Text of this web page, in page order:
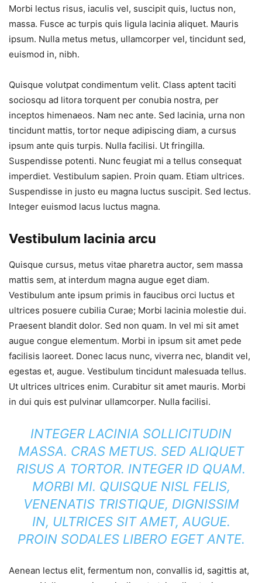
Morbi lectus risus, iaculis vel, suscipit quis, luctus non,
massa. Fusce ac turpis quis ligula lacinia aliquet. Mauris
ipsum. Nulla metus metus, ullamcorper vel, tincidunt sed,
euismod in, nibh.
Quisque volutpat condimentum velit. Class aptent taciti
sociosqu ad litora torquent per conubia nostra, per
inceptos himenaeos. Nam nec ante. Sed lacinia, urna non
tincidunt mattis, tortor neque adipiscing diam, a cursus
ipsum ante quis turpis. Nulla facilisi. Ut fringilla.
Suspendisse potenti. Nunc feugiat mi a tellus consequat
imperdiet. Vestibulum sapien. Proin quam. Etiam ultrices.
Suspendisse in justo eu magna luctus suscipit. Sed lectus.
Integer euismod lacus luctus magna.
Vestibulum lacinia arcu
Quisque cursus, metus vitae pharetra auctor, sem massa
mattis sem, at interdum magna augue eget diam.
Vestibulum ante ipsum primis in faucibus orci luctus et
ultrices posuere cubilia Curae; Morbi lacinia molestie dui.
Praesent blandit dolor. Sed non quam. In vel mi sit amet
augue congue elementum. Morbi in ipsum sit amet pede
facilisis laoreet. Donec lacus nunc, viverra nec, blandit vel,
egestas et, augue. Vestibulum tincidunt malesuada tellus.
Ut ultrices ultrices enim. Curabitur sit amet mauris. Morbi
in dui quis est pulvinar ullamcorper. Nulla facilisi.
INTEGER LACINIA SOLLICITUDIN
MASSA. CRAS METUS. SED ALIQUET
RISUS A TORTOR. INTEGER ID QUAM.
MORBI MI. QUISQUE NISL FELIS,
VENENATIS TRISTIQUE, DIGNISSIM
IN, ULTRICES SIT AMET, AUGUE.
PROIN SODALES LIBERO EGET ANTE.
Aenean lectus elit, fermentum non, convallis id, sagittis at,